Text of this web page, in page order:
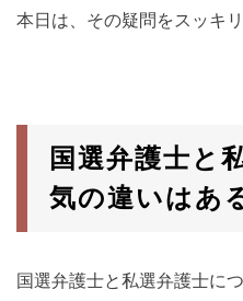
本日は、その疑問をスッキ
国選弁護士と
気の違いはあ
国選弁護士と私選弁護士に